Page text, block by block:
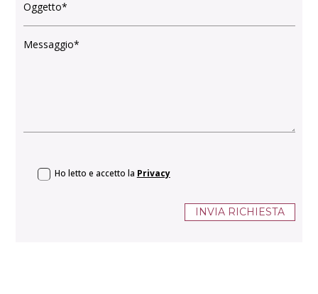
Ho letto e accetto la Privacy
INVIA RICHIESTA